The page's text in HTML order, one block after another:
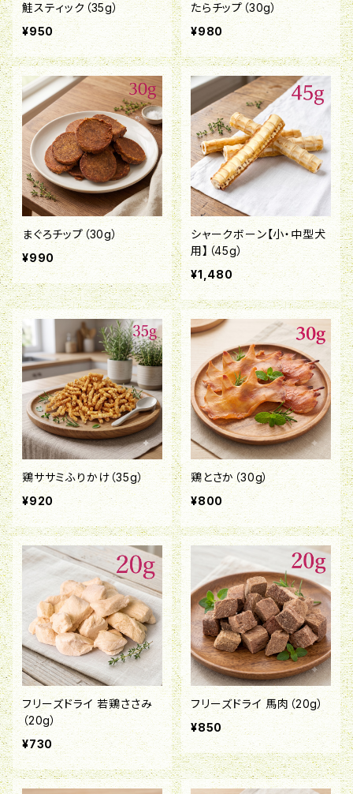
鮭スティック（35g）
¥950
たらチップ（30g）
¥980
まぐろチップ（30g）
¥990
シャークボーン【小・中型犬
用】（45g）
¥1,480
鶏ササミふりかけ（35g）
¥920
鶏とさか（30g）
¥800
フリーズドライ 若鶏ささみ
（20g）
¥730
フリーズドライ 馬肉（20g）
¥850